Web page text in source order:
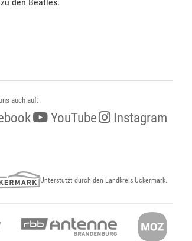
auch auf:
YouTube Instagram
Unterstützt durch den Landkreis Uckermark.